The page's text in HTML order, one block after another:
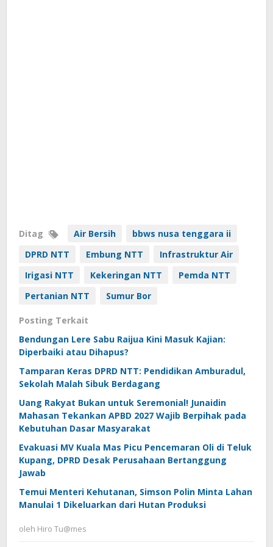
Ditag Air Bersih
bbws nusa tenggara ii
DPRD NTT
Embung NTT
Infrastruktur Air
Irigasi NTT
Kekeringan NTT
Pemda NTT
Pertanian NTT
Sumur Bor
Posting Terkait
Bendungan Lere Sabu Raijua Kini Masuk Kajian:
Diperbaiki atau Dihapus?
Tamparan Keras DPRD NTT: Pendidikan Amburadul,
Sekolah Malah Sibuk Berdagang
Uang Rakyat Bukan untuk Seremonial! Junaidin
Mahasan Tekankan APBD 2027 Wajib Berpihak pada
Kebutuhan Dasar Masyarakat
Evakuasi MV Kuala Mas Picu Pencemaran Oli di Teluk
Kupang, DPRD Desak Perusahaan Bertanggung
Jawab
Temui Menteri Kehutanan, Simson Polin Minta Lahan
Manulai 1 Dikeluarkan dari Hutan Produksi
oleh Hiro Tu@mes